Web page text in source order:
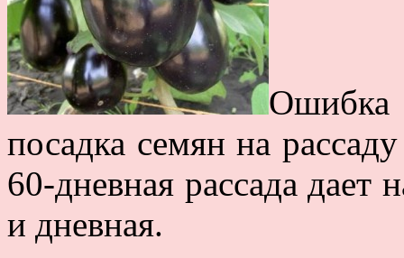
посадка семян на
60-дневная рассада
и дневная.